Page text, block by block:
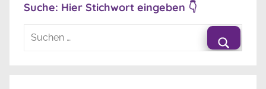
Suche: Hier Stichwort eingeben 👇
Suchen